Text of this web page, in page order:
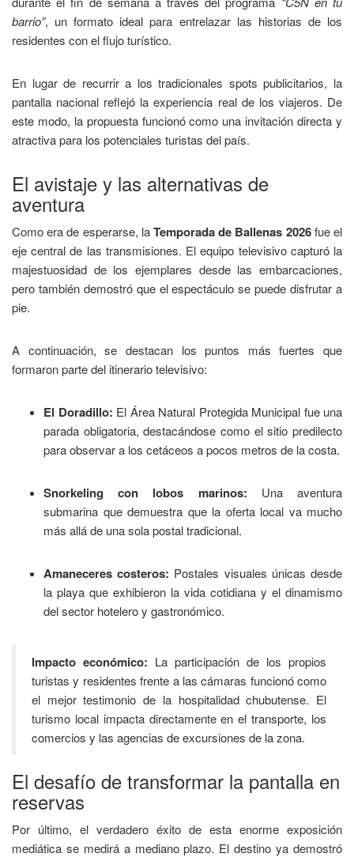
barrio”, un formato ideal para entrelazar las historias de los
residentes con el flujo turístico.
En lugar de recurrir a los tradicionales spots publicitarios, la
pantalla nacional reflejó la experiencia real de los viajeros. De
este modo, la propuesta funcionó como una invitación directa y
atractiva para los potenciales turistas del país.
El avistaje y las alternativas de
aventura
Como era de esperarse, laTemporada de Ballenas 2026fue el
eje central de las transmisiones. El equipo televisivo capturó la
majestuosidad de los ejemplares desde las embarcaciones,
pero también demostró que el espectáculo se puede disfrutar a
pie.
A continuación, se destacan los puntos más fuertes que
formaron parte del itinerario televisivo:
El Doradillo: El Área Natural Protegida Municipal fue una
parada obligatoria, destacándose como el sitio predilecto
para observar a los cetáceos a pocos metros de la costa.
Snorkeling con lobos marinos: Una aventura
submarina que demuestra que la oferta local va mucho
más allá de una sola postal tradicional.
Amaneceres costeros: Postales visuales únicas desde
la playa que exhibieron la vida cotidiana y el dinamismo
del sector hotelero y gastronómico.
Impacto económico: La participación de los propios
turistas y residentes frente a las cámaras funcionó como
el mejor testimonio de la hospitalidad chubutense. El
turismo local impacta directamente en el transporte, los
comercios y las agencias de excursiones de la zona.
El desafío de transformar la pantalla en
reservas
Por último, el verdadero éxito de esta enorme exposición
mediática se medirá a mediano plazo. El destino ya demostró